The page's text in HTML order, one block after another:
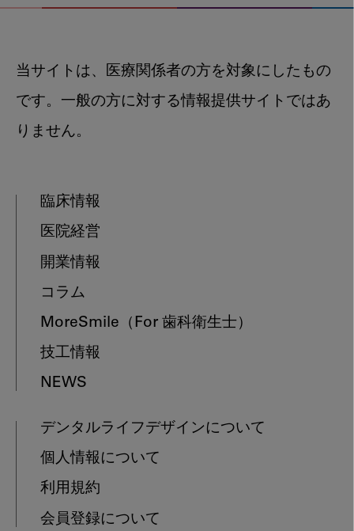
当サイトは、医療関係者の方を対象にしたもの
です。一般の方に対する情報提供サイトではあ
りません。
臨床情報
医院経営
開業情報
コラム
MoreSmile （For 歯科衛生士）
技工情報
NEWS
デンタルライフデザインについて
個人情報について
利用規約
会員登録について